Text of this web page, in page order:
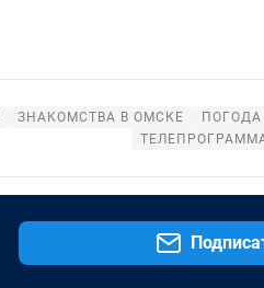
ЗНАКОМСТВА В ОМСКЕ